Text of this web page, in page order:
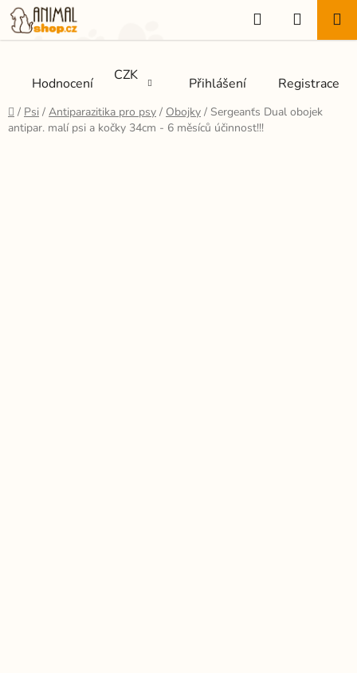
Přejít
na
obsah
Hodnocení CZK Přihlášení Registrace
Hledat
KOŠÍK
Domů
/ Psi / Antiparazitika pro psy / Obojky / Sergeanťs Dual obojek
antipar. malí psi a kočky 34cm - 6 měsíců účinnost!!!